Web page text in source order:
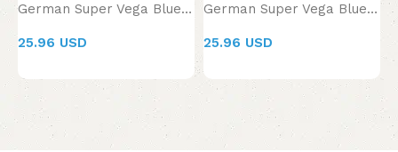
German Super Vega Blue Spray 150000 for Men
25.96 USD
German Super Vega Blue Spray 150000 for Men
25.96 USD